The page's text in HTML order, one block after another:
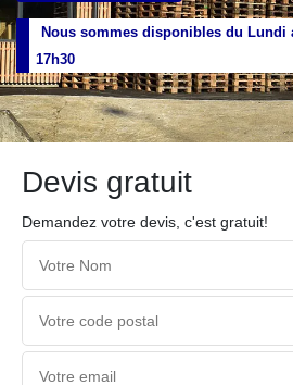
Nous sommes disponibles du Lundi
17h30
Devis gratuit
Demandez votre devis, c'est gratuit!